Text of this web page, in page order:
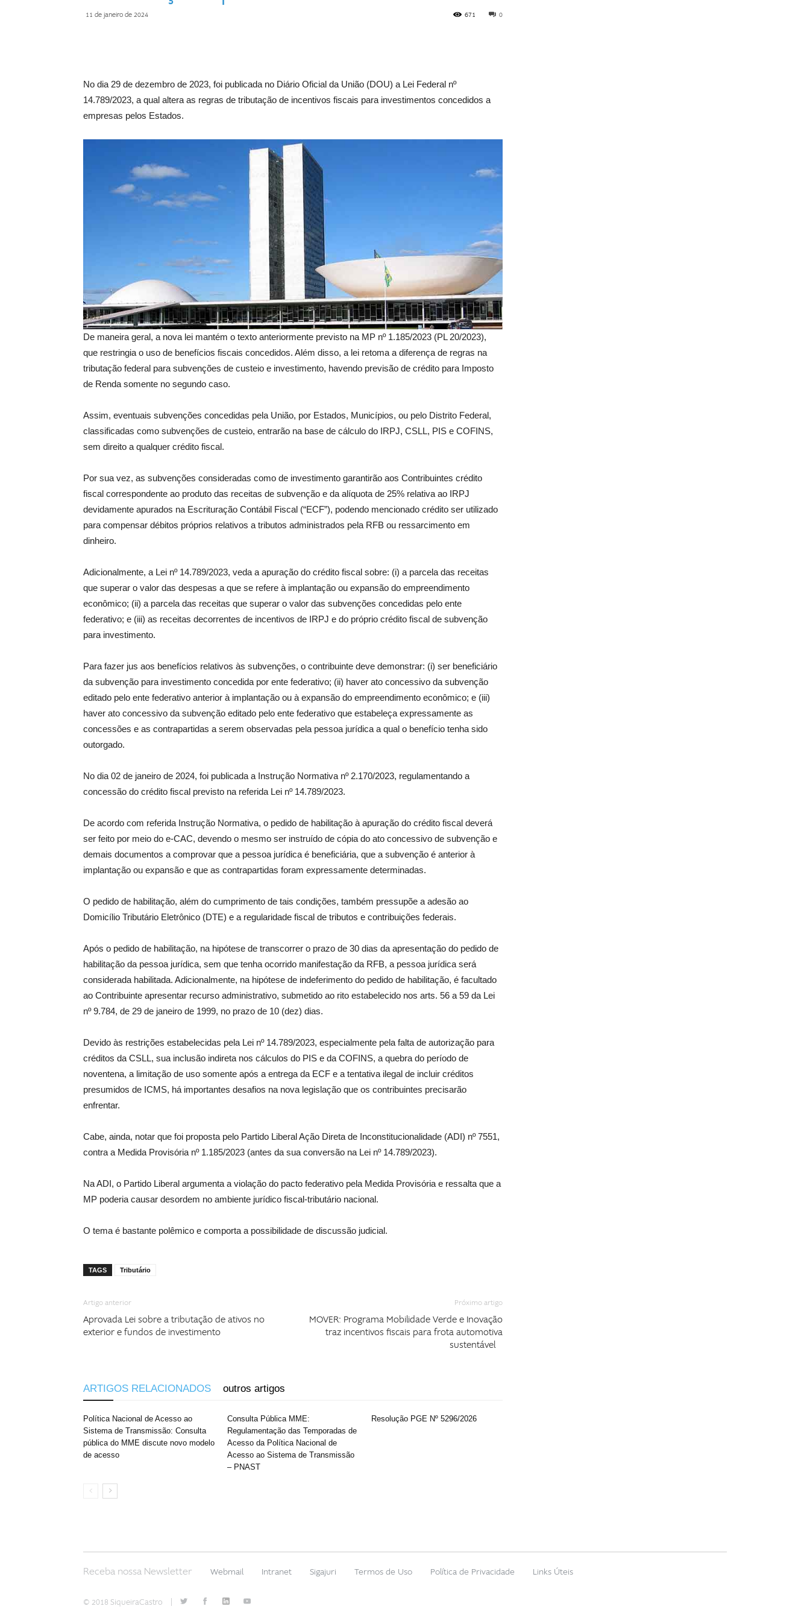
11 de janeiro de 2024 0
671
No dia 29 de dezembro de 2023, foi publicada no Diário Oficial da União (DOU) a Lei Federal nº
14.789/2023, a qual altera as regras de tributação de incentivos fiscais para investimentos concedidos a
empresas pelos Estados.
De maneira geral, a nova lei mantém o texto anteriormente previsto na MP nº 1.185/2023 (PL 20/2023),
que restringia o uso de benefícios fiscais concedidos. Além disso, a lei retoma a diferença de regras na
tributação federal para subvenções de custeio e investimento, havendo previsão de crédito para Imposto
de Renda somente no segundo caso.
Assim, eventuais subvenções concedidas pela União, por Estados, Municípios, ou pelo Distrito Federal,
classificadas como subvenções de custeio, entrarão na base de cálculo do IRPJ, CSLL, PIS e COFINS,
sem direito a qualquer crédito fiscal.
Por sua vez, as subvenções consideradas como de investimento garantirão aos Contribuintes crédito
fiscal correspondente ao produto das receitas de subvenção e da alíquota de 25% relativa ao IRPJ
devidamente apurados na Escrituração Contábil Fiscal (“ECF”), podendo mencionado crédito ser utilizado
para compensar débitos próprios relativos a tributos administrados pela RFB ou ressarcimento em
dinheiro.
Adicionalmente, a Lei nº 14.789/2023, veda a apuração do crédito fiscal sobre: (i) a parcela das receitas
que superar o valor das despesas a que se refere à implantação ou expansão do empreendimento
econômico; (ii) a parcela das receitas que superar o valor das subvenções concedidas pelo ente
federativo; e (iii) as receitas decorrentes de incentivos de IRPJ e do próprio crédito fiscal de subvenção
para investimento.
Para fazer jus aos benefícios relativos às subvenções, o contribuinte deve demonstrar: (i) ser beneficiário
da subvenção para investimento concedida por ente federativo; (ii) haver ato concessivo da subvenção
editado pelo ente federativo anterior à implantação ou à expansão do empreendimento econômico; e (iii)
haver ato concessivo da subvenção editado pelo ente federativo que estabeleça expressamente as
concessões e as contrapartidas a serem observadas pela pessoa jurídica a qual o benefício tenha sido
outorgado.
No dia 02 de janeiro de 2024, foi publicada a Instrução Normativa nº 2.170/2023, regulamentando a
concessão do crédito fiscal previsto na referida Lei nº 14.789/2023.
De acordo com referida Instrução Normativa, o pedido de habilitação à apuração do crédito fiscal deverá
ser feito por meio do e-CAC, devendo o mesmo ser instruído de cópia do ato concessivo de subvenção e
demais documentos a comprovar que a pessoa jurídica é beneficiária, que a subvenção é anterior à
implantação ou expansão e que as contrapartidas foram expressamente determinadas.
O pedido de habilitação, além do cumprimento de tais condições, também pressupõe a adesão ao
Domicílio Tributário Eletrônico (DTE) e a regularidade fiscal de tributos e contribuições federais.
Após o pedido de habilitação, na hipótese de transcorrer o prazo de 30 dias da apresentação do pedido de
habilitação da pessoa jurídica, sem que tenha ocorrido manifestação da RFB, a pessoa jurídica será
considerada habilitada. Adicionalmente, na hipótese de indeferimento do pedido de habilitação, é facultado
ao Contribuinte apresentar recurso administrativo, submetido ao rito estabelecido nos arts. 56 a 59 da Lei
nº 9.784, de 29 de janeiro de 1999, no prazo de 10 (dez) dias.
Devido às restrições estabelecidas pela Lei nº 14.789/2023, especialmente pela falta de autorização para
créditos da CSLL, sua inclusão indireta nos cálculos do PIS e da COFINS, a quebra do período de
noventena, a limitação de uso somente após a entrega da ECF e a tentativa ilegal de incluir créditos
presumidos de ICMS, há importantes desafios na nova legislação que os contribuintes precisarão
enfrentar.
Cabe, ainda, notar que foi proposta pelo Partido Liberal Ação Direta de Inconstitucionalidade (ADI) nº 7551,
contra a Medida Provisória nº 1.185/2023 (antes da sua conversão na Lei nº 14.789/2023).
Na ADI, o Partido Liberal argumenta a violação do pacto federativo pela Medida Provisória e ressalta que a
MP poderia causar desordem no ambiente jurídico fiscal-tributário nacional.
O tema é bastante polêmico e comporta a possibilidade de discussão judicial.
TAGS Tributário
Artigo anterior
Aprovada Lei sobre a tributação de ativos no
exterior e fundos de investimento
Próximo artigo
MOVER: Programa Mobilidade Verde e Inovação
traz incentivos fiscais para frota automotiva
sustentável
ARTIGOS RELACIONADOS outros artigos
Política Nacional de Acesso ao
Sistema de Transmissão: Consulta
pública do MME discute novo modelo
de acesso
Consulta Pública MME:
Regulamentação das Temporadas de
Acesso da Política Nacional de
Acesso ao Sistema de Transmissão
– PNAST
Resolução PGE Nº 5296/2026
Receba nossa Newsletter Webmail Intranet Sigajuri Termos de Uso Política de Privacidade Links Úteis
© 2018 SiqueiraCastro